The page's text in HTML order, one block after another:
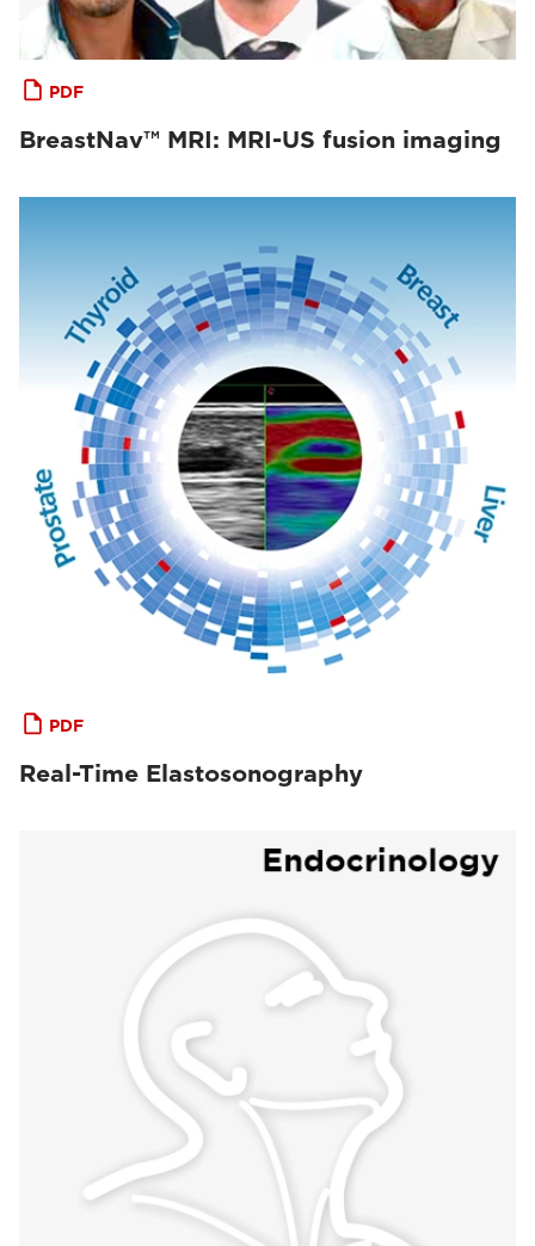
PDF
BreastNav™ MRI: MRI-US fusion imaging
PDF
Real-Time Elastosonography